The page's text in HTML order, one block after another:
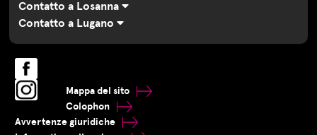
Contatto a Losanna
Contatto a Lugano
Mappa del sito
Colophon
Avvertenze giuridiche